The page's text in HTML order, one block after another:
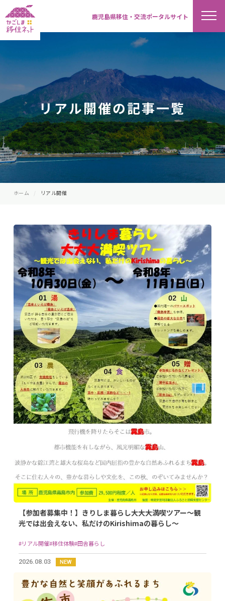
鹿児島県移住・交流ポータルサイト
リアル開催の記事一覧
ホーム リアル開催
【参加者募集中！】きりしま暮らし大大大満喫ツアー～観
光では出会えない、私だけのKirishimaの暮らし～
#リアル開催#移住体験#田舎暮らし
2026.08.03 NEW